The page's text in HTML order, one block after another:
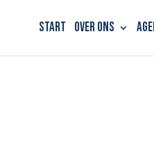
Start Over ons